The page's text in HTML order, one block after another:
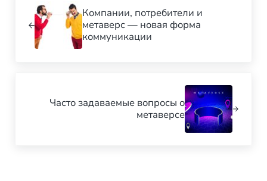
Компании, потребители и
метаверс — новая форма
коммуникации
Часто задаваемые вопросы о
метаверсе